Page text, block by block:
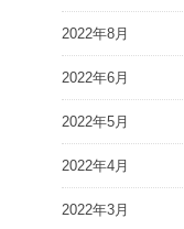
2022年8月
2022年6月
2022年5月
2022年4月
2022年3月